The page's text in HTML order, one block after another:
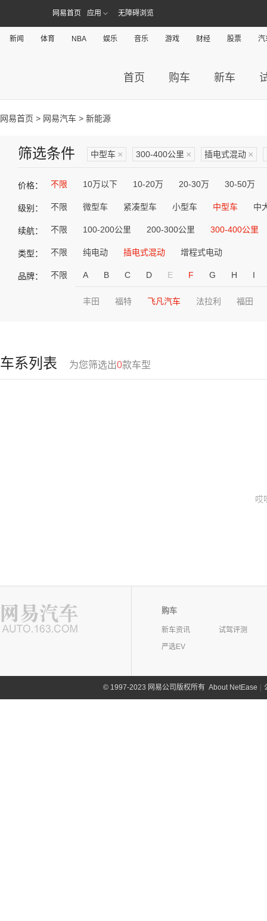
网易首页 应用 无障碍浏览
新闻 体育 NBA 娱乐 音乐 游戏 财经 股票 汽
首页 购车 新车
网易首页 > 网易汽车 > 新能源
筛选条件 中型车 × 300-400公里 × 插电式混动 ×
价格： 不限 10万以下 10-20万 20-30万 30-50万
级别： 不限 微型车 紧凑型车 小型车 中型车 中
续航： 不限 100-200公里 200-300公里 300-400公里
类型： 不限 纯电动 插电式混动 增程式电动
品牌： 不限 A B C D E F G H I
丰田 福特 飞凡汽车 法拉利 福田
车系列表 为您筛选出0款车型
哎
购车
新车资讯
试驾评测
严选EV
©1997-2023 网易公司版权所有 About NetEase